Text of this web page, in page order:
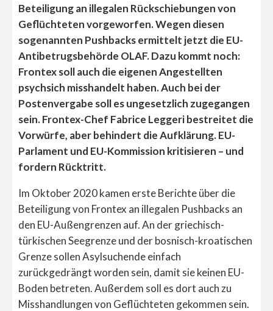
Beteiligung an illegalen Rückschiebungen von
Geflüchteten vorgeworfen. Wegen diesen
sogenannten Pushbacks ermittelt jetzt die EU-
Antibetrugsbehörde OLAF. Dazu kommt noch:
Frontex soll auch die eigenen Angestellten
psychsich misshandelt haben. Auch bei der
Postenvergabe soll es ungesetzlich zugegangen
sein. Frontex-Chef Fabrice Leggeri bestreitet die
Vorwürfe, aber behindert die Aufklärung. EU-
Parlament und EU-Kommission kritisieren – und
fordern Rücktritt.
Im Oktober 2020 kamen erste Berichte über die
Beteiligung von Frontex an illegalen Pushbacks an
den EU-Außengrenzen auf. An der griechisch-
türkischen Seegrenze und der bosnisch-kroatischen
Grenze sollen Asylsuchende einfach
zurückgedrängt worden sein, damit sie keinen EU-
Boden betreten. Außerdem soll es dort auch zu
Misshandlungen von Geflüchteten gekommen sein.